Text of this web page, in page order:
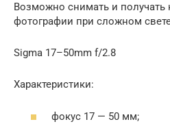
Возможно снимать и получать
фотографии при сложном
Sigma 17–50mm f/2.8
Характеристики:
фокус 17 — 50 мм;